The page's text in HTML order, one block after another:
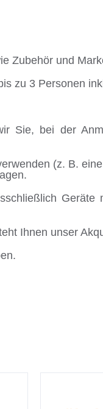
Zubehör und
zu 3 Personen
Sie, bei der
(z. B.
Geräte
Ihnen unser